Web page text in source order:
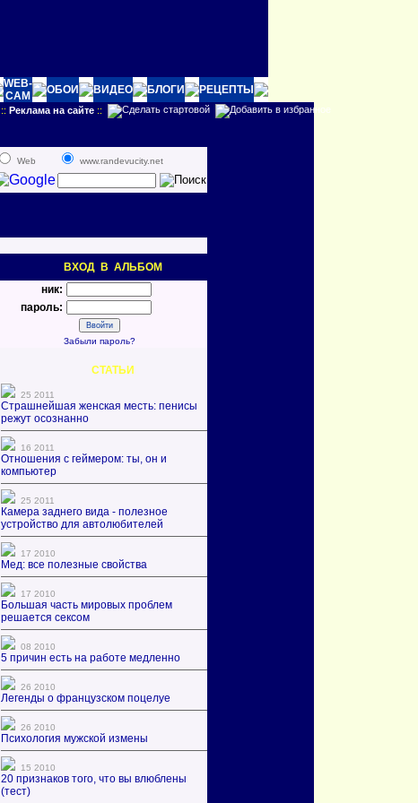
WEB-
CAM
ОБОИ ВИДЕО БЛОГИ РЕЦЕПТЫ
:: Реклама на сайте ::
Web www.randevucity.net
ВХОД В АЛЬБОМ
ник:
пароль:
Забыли пароль?
СТАТЬИ
25 2011
Страшнейшая женская месть: пенисы
режут осознанно
16 2011
Отношения с геймером: ты, он и
компьютер
25 2011
Камера заднего вида - полезное
устройство для автолюбителей
17 2010
Мед: все полезные свойства
17 2010
Большая часть мировых проблем
решается сексом
08 2010
5 причин есть на работе медленно
26 2010
Легенды о французском поцелуе
26 2010
Психология мужской измены
15 2010
20 признаков того, что вы влюблены
(тест)